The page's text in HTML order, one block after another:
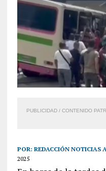
PUBLICIDAD / CONTENIDO
POR: REDACCIÓN NOTICIAS
2025